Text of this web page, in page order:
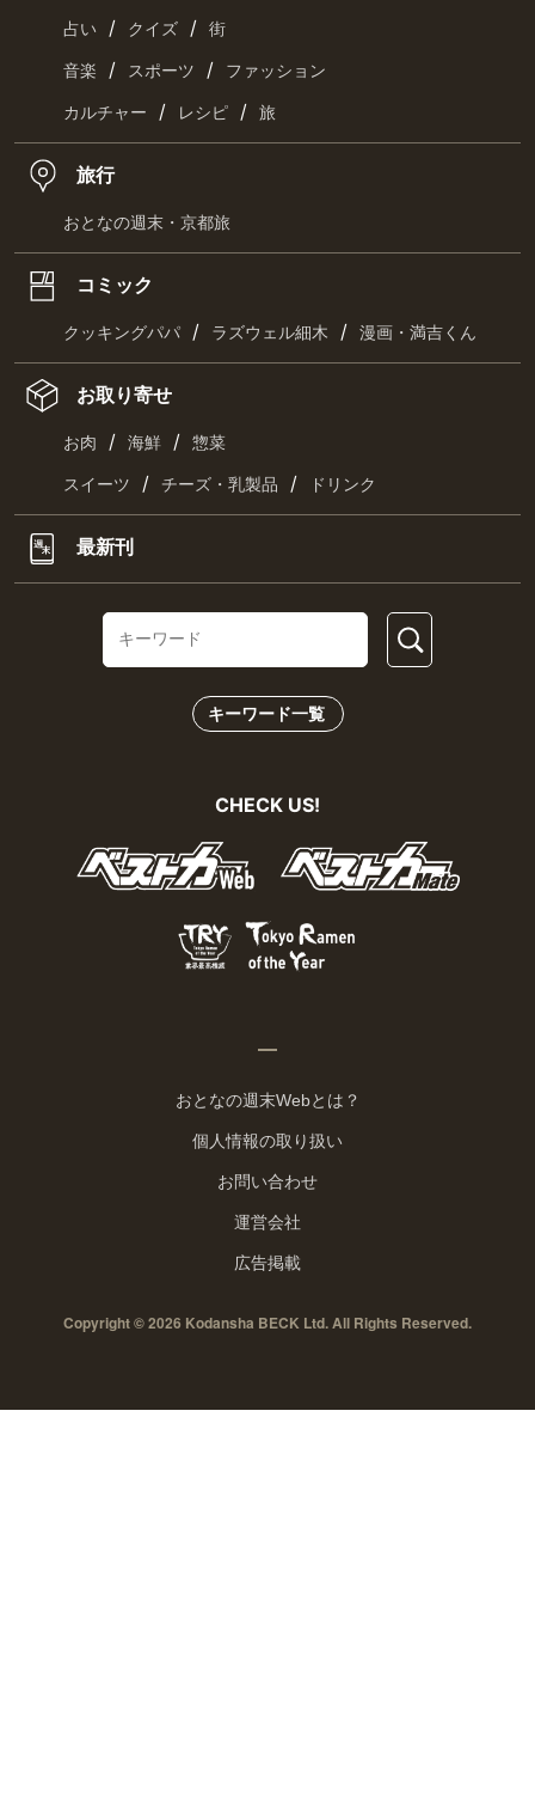
占い / クイズ / 街
音楽 / スポーツ / ファッション
カルチャー / レシピ / 旅
旅行
おとなの週末・京都旅
コミック
クッキングパパ / ラズウェル細木 / 漫画・満吉くん
お取り寄せ
お肉 / 海鮮 / 惣菜
スイーツ / チーズ・乳製品 / ドリンク
最新刊
キーワード一覧
CHECK US!
おとなの週末Webとは？
個人情報の取り扱い
お問い合わせ
運営会社
広告掲載
Copyright © 2026 Kodansha BECK Ltd. All Rights Reserved.